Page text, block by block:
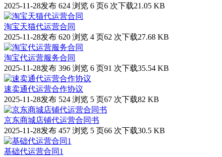
2025-11-28发布 624 浏览 6 页6 次下载21.05 KB
淘宝天猫代运营合同
2025-11-28发布 620 浏览 4 页62 次下载27.68 KB
淘宝代运营服务合同
2025-11-28发布 396 浏览 6 页91 次下载35.54 KB
速卖通代运营合作协议
2025-11-28发布 524 浏览 5 页67 次下载82 KB
京东商城店铺代运营合同书
2025-11-28发布 457 浏览 5 页66 次下载30.5 KB
基础代运营合同1